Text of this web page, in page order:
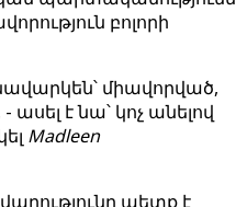
բոլորի
միավորված,
ասել է նա՝ կոչ անելով
Madleen
պետք է